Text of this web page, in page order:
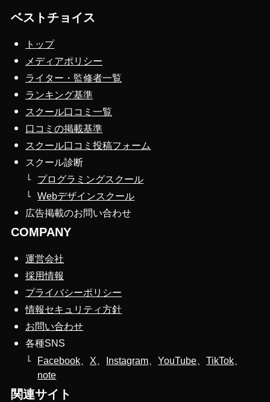
ベストチョイス
トップ
メディアポリシー
ライター・監修者一覧
ランキング基準
スクール口コミ一覧
口コミの掲載基準
スクール口コミ投稿フォーム
スクール診断
プログラミングスクール
Webデザインスクール
広告掲載のお問い合わせ
COMPANY
運営会社
採用情報
プライバシーポリシー
情報セキュリティ方針
お問い合わせ
各種SNS
Facebook
X Instagram 、YouTube 、TikTok
note
関連サイト